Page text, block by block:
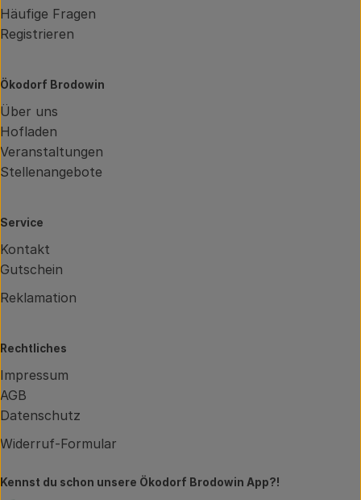
Häufige Fragen
Registrieren
Ökodorf Brodowin
Über uns
Hofladen
Veranstaltungen
Stellenangebote
Service
Kontakt
Gutschein
Reklamation
Rechtliches
Impressum
AGB
Datenschutz
Widerruf-Formular
Kennst du schon unsere Ökodorf Brodowin App?!